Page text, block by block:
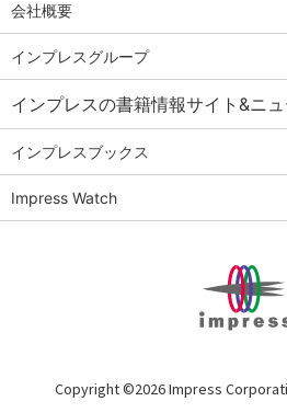
AI議事録作成術
Windows 11
Q&A
Teams踏み込み
活用術
Excel講師の仕事
術
俺のメルカリ
会社概要
インプレスグループ
インプレスの書籍情報サイト&ニ
インプレスブックス
Impress Watch
Copyright ©2026 Impress